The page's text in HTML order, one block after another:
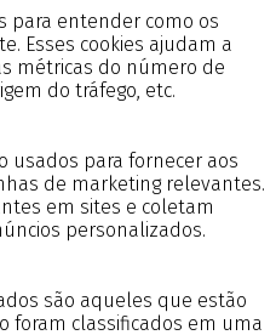
para entender como os
Esses cookies ajudam a
métricas do número de
do tráfego, etc.
usados para fornecer aos
de marketing relevantes.
em sites e coletam
personalizados.
são aqueles que estão
foram classificados em uma